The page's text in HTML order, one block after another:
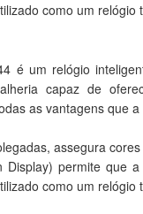
como um relógio
é um relógio
capaz de
as vantagens que
assegura
permite que
como um relógio